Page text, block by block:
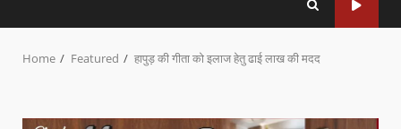
Home Featured हापुड़ की गीता को इलाज हेतु ढाई लाख की मदद